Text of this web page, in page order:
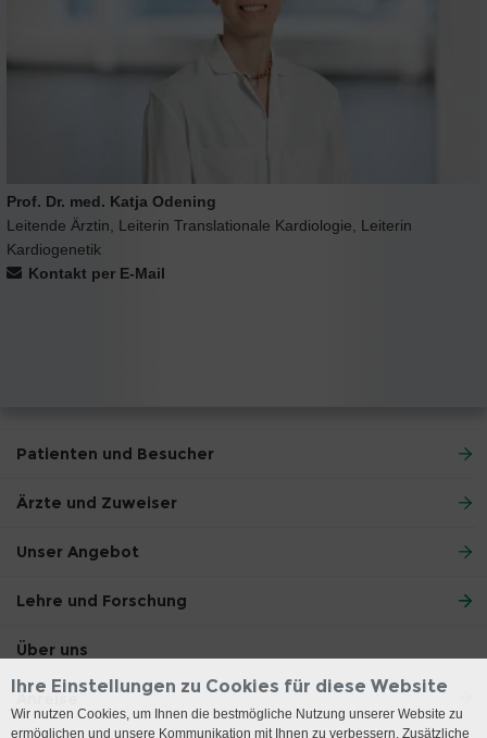
Prof. Dr. med. Katja Odening
Leitende Ärztin, Leiterin Translationale Kardiologie, Leiterin
Kardiogenetik
Kontakt per E-Mail
Patienten und Besucher
Ärzte und Zuweiser
Unser Angebot
Lehre und Forschung
Über uns
Anreise
Ihre Einstellungen zu Cookies für diese Website
Wir nutzen Cookies, um Ihnen die bestmögliche Nutzung unserer Website zu
ermöglichen und unsere Kommunikation mit Ihnen zu verbessern. Zusätzliche